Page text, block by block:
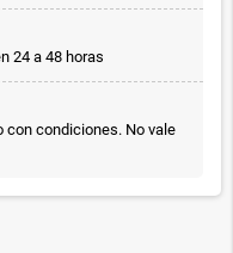
24 a 48 horas
con condiciones. No vale